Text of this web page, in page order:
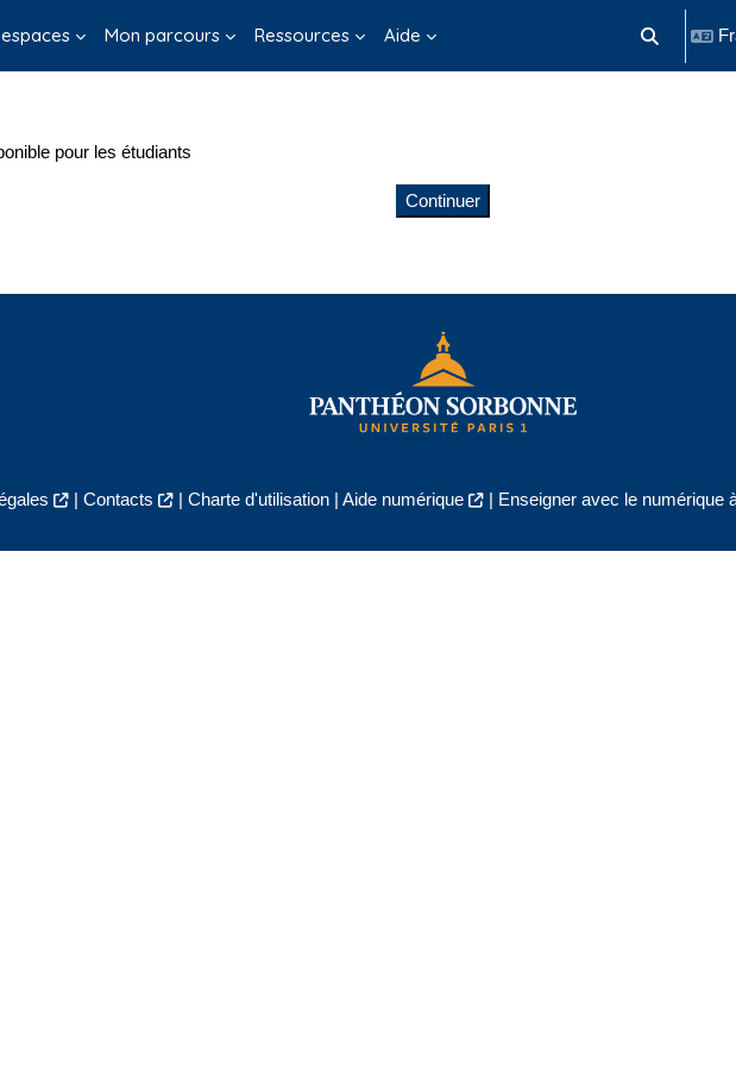
Mon parcours Ressources Aide Activer/
pour les étudiants
Continuer
| Contacts | Charte d'utilisation| Aide numérique | Enseigner avec le numérique